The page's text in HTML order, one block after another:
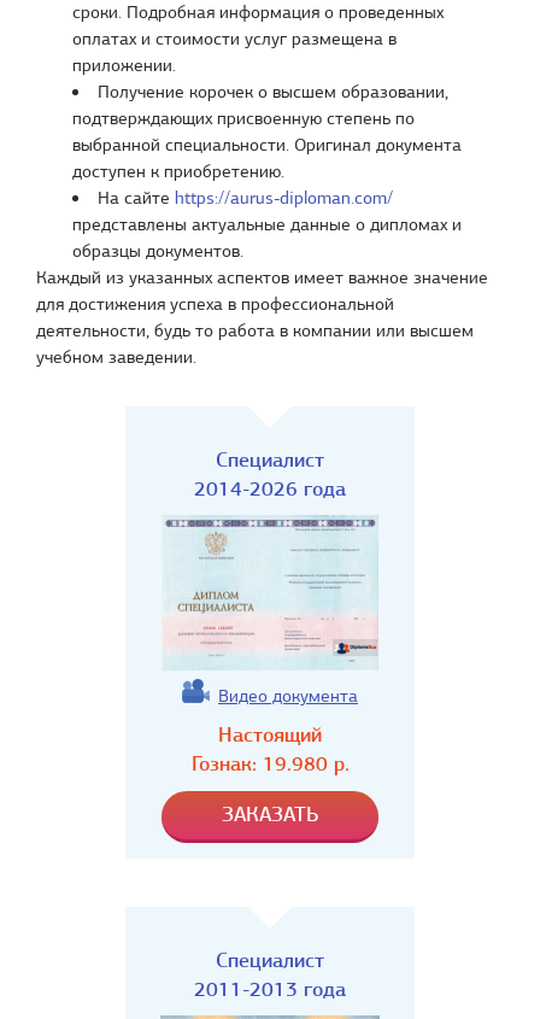
сроки. Подробная информация о проведенных
оплатах и стоимости услуг размещена в
приложении.
Получение корочек о высшем образовании,
подтверждающих присвоенную степень по
выбранной специальности. Оригинал документа
доступен к приобретению.
На сайте https://aurus-diploman.com/
представлены актуальные данные о дипломах и
образцы документов.
Каждый из указанных аспектов имеет важное значение
для достижения успеха в профессиональной
деятельности, будь то работа в компании или высшем
учебном заведении.
Специалист
2014-2026 года
Видео документа
Настоящий
Гознак: 19.980р.
Специалист
2011-2013 года